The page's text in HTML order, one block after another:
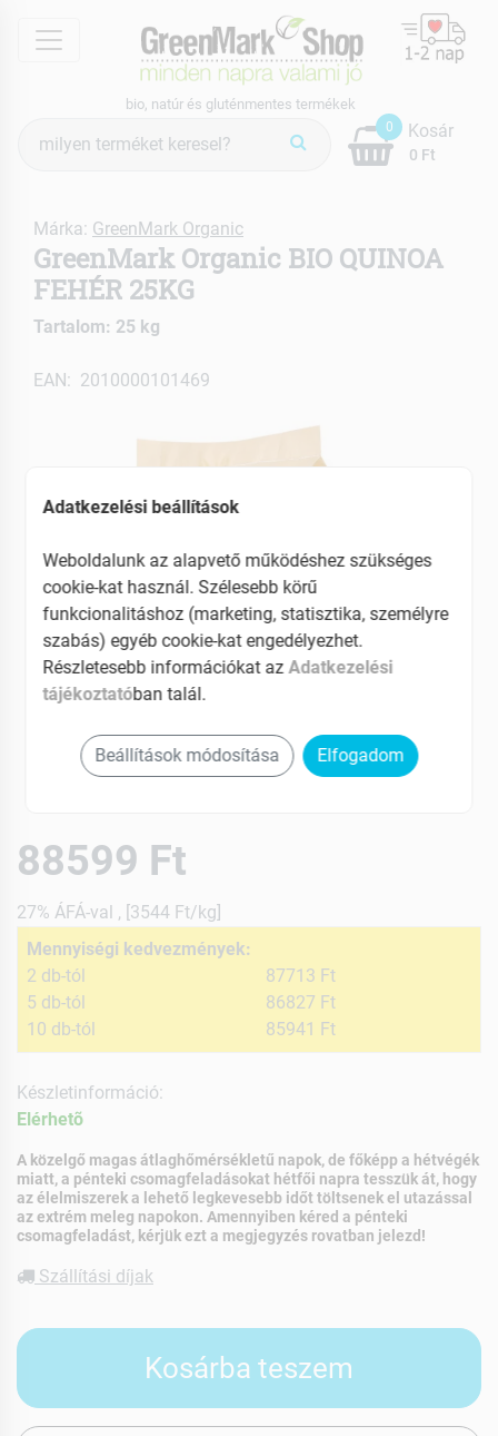
menu
bio, natúr és gluténmentes termékek
keresés
0
0 Ft
Kosár
Márka: GreenMark Organic
GreenMark Organic BIO QUINOA
FEHÉR 25KG
Tartalom: 25 kg
EAN: 2010000101469
88599 Ft
27% ÁFÁ-val , [3544 Ft/kg]
Mennyiségi kedvezmények:
2 db-tól
87713 Ft
5 db-tól
86827 Ft
10 db-tól
85941 Ft
Készletinformáció:
Elérhetõ
A közelgő magas átlaghőmérsékletű napok, de főképp a hétvégék
miatt, a pénteki csomagfeladásokat hétfői napra tesszük át, hogy
az élelmiszerek a lehető legkevesebb időt töltsenek el utazással
az extrém meleg napokon. Amennyiben kéred a pénteki
csomagfeladást, kérjük ezt a megjegyzés rovatban jelezd!
Szállítási díjak
Kosárba teszem
Adatkezelési beállítások
Weboldalunk az alapvető működéshez szükséges
cookie-kat használ. Szélesebb körű
funkcionalitáshoz (marketing, statisztika, személyre
szabás) egyéb cookie-kat engedélyezhet.
Részletesebb információkat az Adatkezelési
tájékoztatóban talál.
Beállítások módosítása Elfogadom